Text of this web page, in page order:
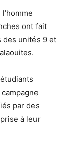
ont fait
des unités 9 et
par des
à leur